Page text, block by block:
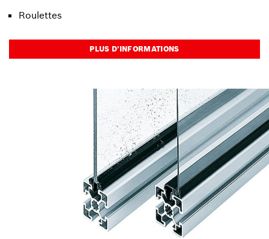
Roulettes
PLUS D’INFORMATIONS